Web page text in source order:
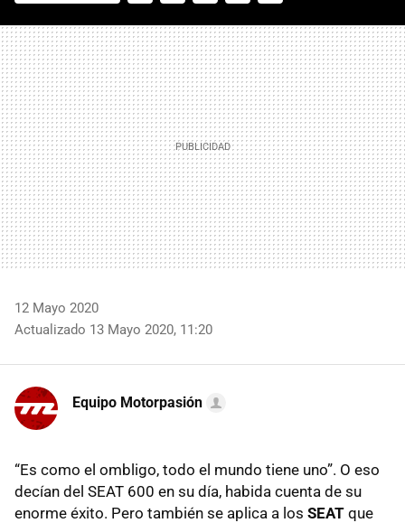
MAIL
12 Mayo 2020
Actualizado 13 Mayo 2020, 11:20
Equipo Motorpasión
“Es como el ombligo, todo el mundo tiene uno”. O eso
decían del SEAT 600 en su día, habida cuenta de su
enorme éxito. Pero también se aplica a los SEAT que